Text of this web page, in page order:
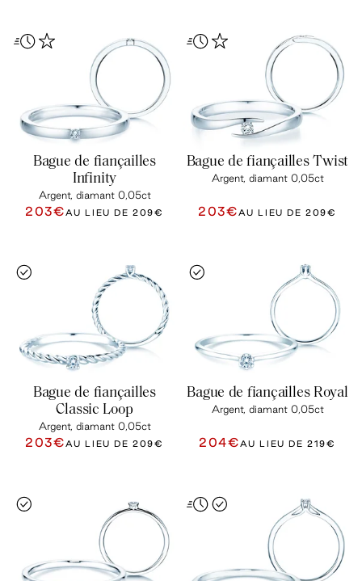
Bague de fiançailles
Infinity
Argent, diamant 0,05ct
203€AU LIEU DE209€
Bague de fiançailles Twist
Argent, diamant 0,05ct
203€AU LIEU DE209€
Bague de fiançailles
Classic Loop
Argent, diamant 0,05ct
203€AU LIEU DE209€
Bague de fiançailles Royal
Argent, diamant 0,05ct
204€AU LIEU DE219€